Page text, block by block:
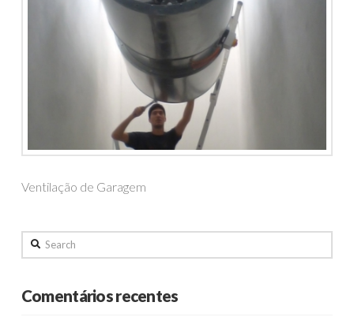
Ventilação de Garagem
Search
Comentários recentes